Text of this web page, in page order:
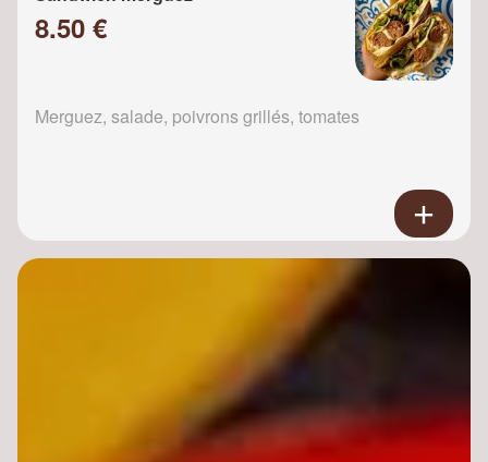
8.50 €
Merguez, salade, poivrons grillés, tomates